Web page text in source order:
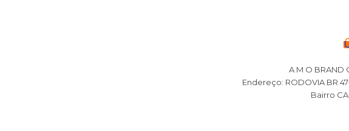
A M O BRAND
Endereço: RODOVIA BR
Bairro